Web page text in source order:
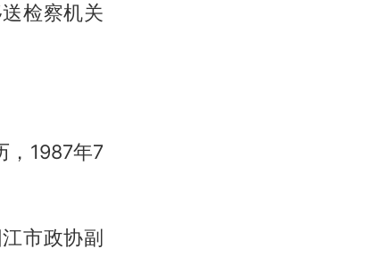
检察机关
，1987年7
市政协副